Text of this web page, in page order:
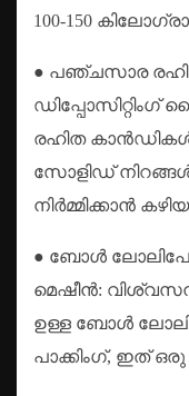
100-150
● പഞ്ചസാര
ഡിപ്പോസിറ്റിംഗ്
രഹിത
സോളിഡ്
നിർമ്മിക്കാൻ
● ബോൾ
മെഷീൻ:
ഉള്ള ബോൾ
പാക്കിംഗ്, ഇത്